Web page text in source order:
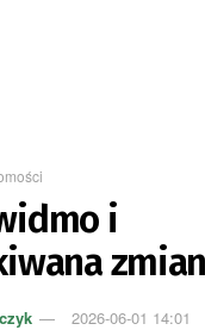
i
2026-06-01 14:01